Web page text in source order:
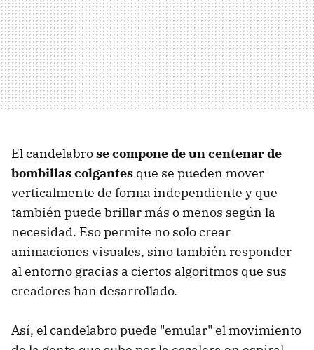
El candelabrose compone de un centenar de
bombillas colgantes que se pueden mover
verticalmente de forma independiente y que
también puede brillar más o menos según la
necesidad. Eso permite no solo crear
animaciones visuales, sino también responder
al entorno gracias a ciertos algoritmos que sus
creadores han desarrollado.
Así, el candelabro puede "emular" el movimiento